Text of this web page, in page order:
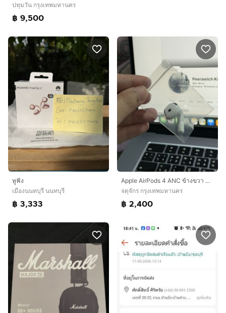
ปทุมวัน กรุงเทพมหานคร
฿ 9,500
หูฟัง
เมืองนนทบุรี นนทบุรี
฿ 3,333
Apple AirPods 4 ANC ข้างขวา ของแท้
จตุจักร กรุงเทพมหานคร
฿ 2,400